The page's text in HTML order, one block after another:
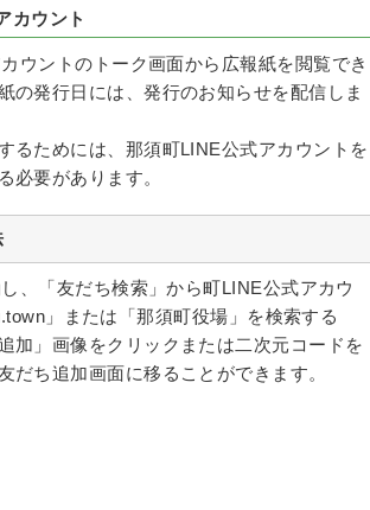
カウント
ウントのトーク画面から広報紙を閲覧でき
の発行日には、発行のお知らせを配信しま
るためには、那須町LINE公式アカウントを
必要があります。
、「友だち検索」から町LINE公式アカウ
」または「那須町役場」を検索する
加」画像をクリックまたは二次元コードを
だち追加画面に移ることができます。